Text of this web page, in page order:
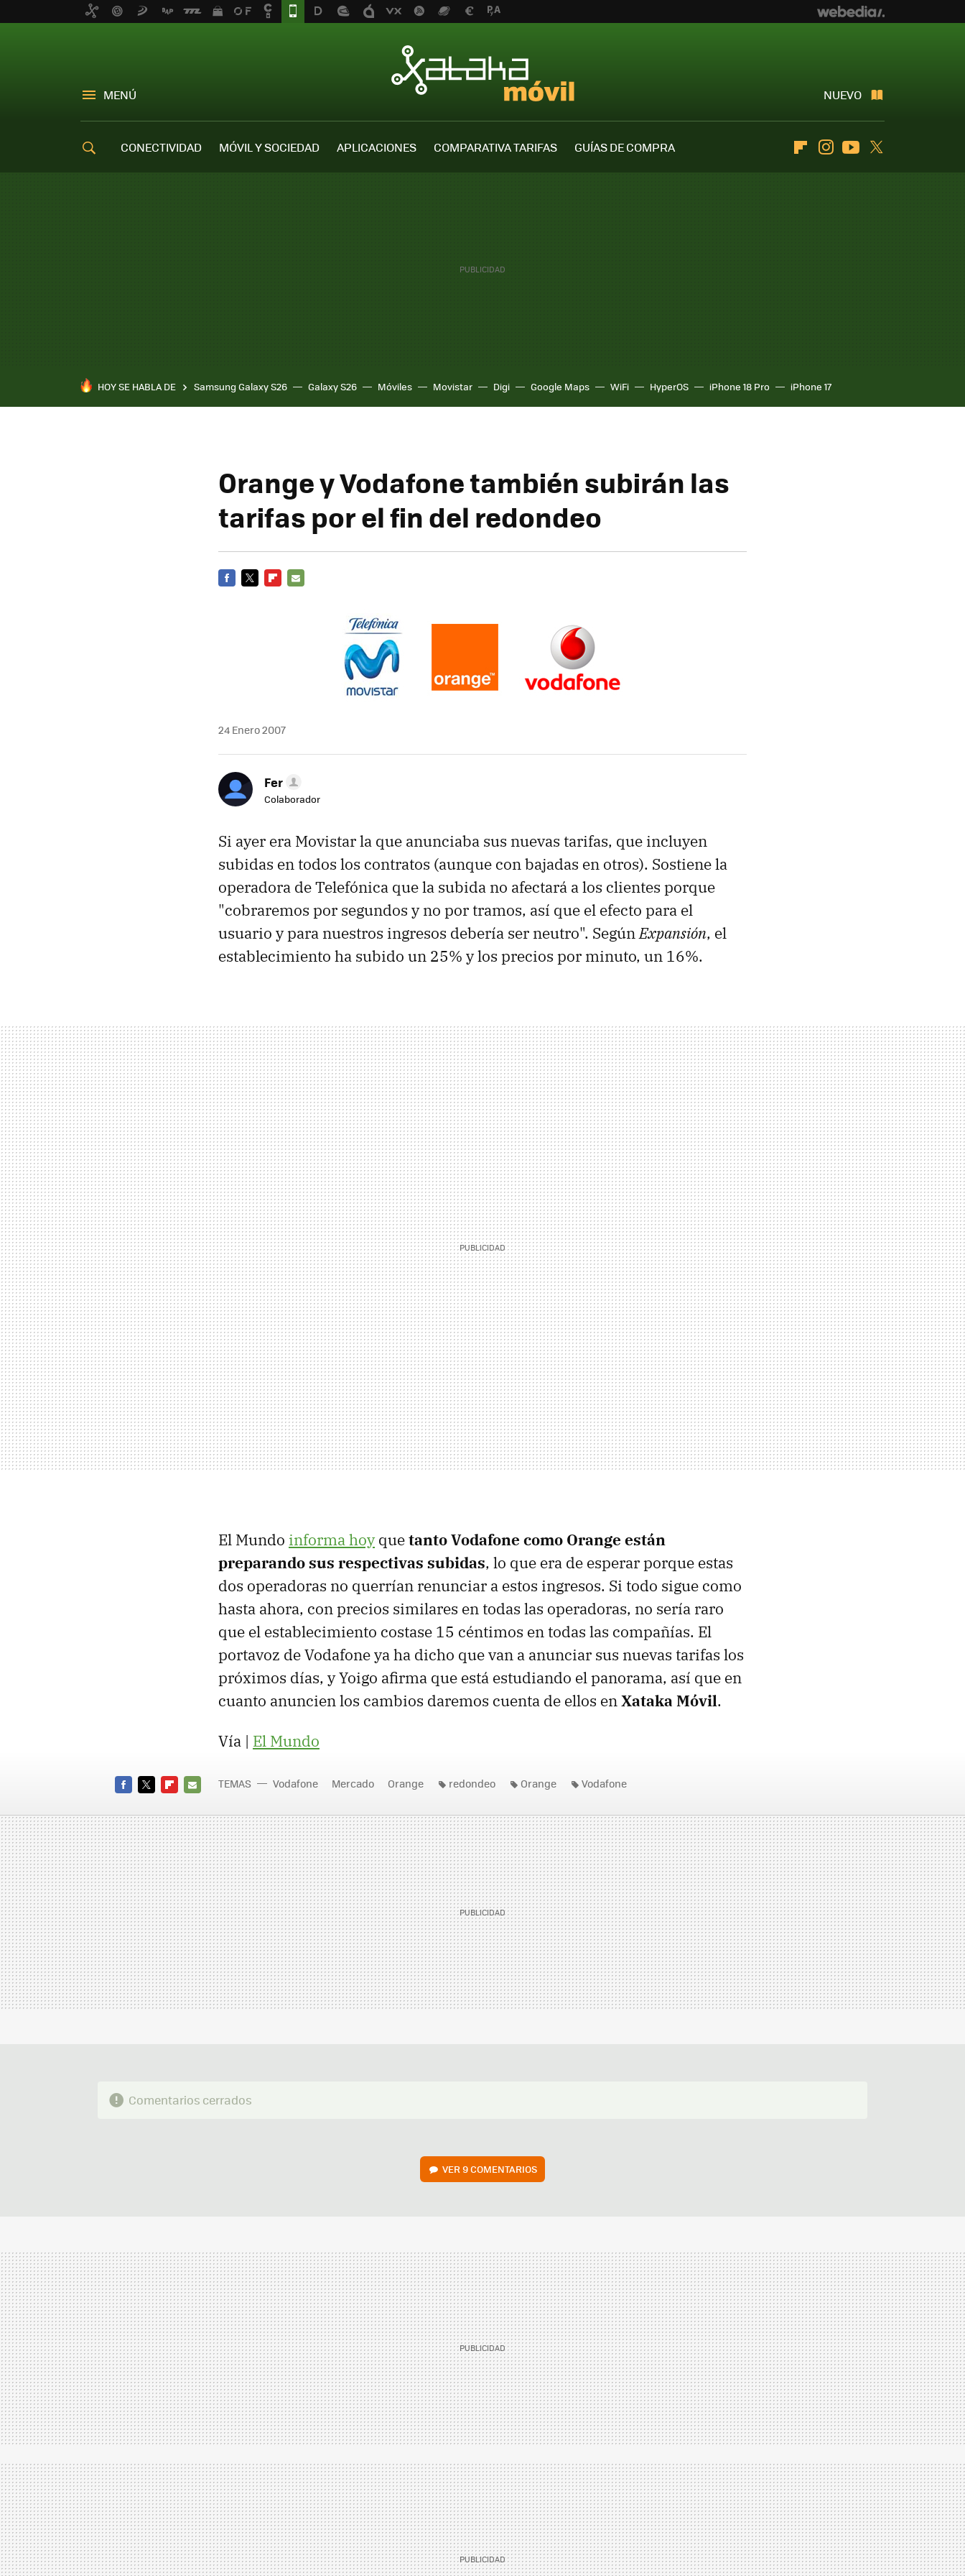
MENÚ NUEVO
CONECTIVIDAD MÓVIL Y SOCIEDAD APLICACIONES COMPARATIVA TARIFAS
GUÍAS DE COMPRA
FlipboardInstagramYoutube
HOY SE HABLA DE Samsung Galaxy S26 Galaxy S26 Móviles Movistar Digi Google Maps WiFi HyperOS iPhone 18 Pro iPhone 17
Orange y Vodafone también subirán las
tarifas por el fin del redondeo
24 Enero 2007
Fer
Colaborador
Si ayer era Movistar la que anunciaba sus nuevas tarifas, que incluyen
subidas en todos los contratos (aunque con bajadas en otros). Sostiene la
operadora de Telefónica que la subida no afectará a los clientes porque
"cobraremos por segundos y no por tramos, así que el efecto para el
usuario y para nuestros ingresos debería ser neutro". SegúnExpansión, el
establecimiento ha subido un 25% y los precios por minuto, un 16%.
El Mundo informa hoyquetanto Vodafone como Orange están
preparando sus respectivas subidas, lo que era de esperar porque estas
dos operadoras no querrían renunciar a estos ingresos. Si todo sigue como
hasta ahora, con precios similares en todas las operadoras, no sería raro
que el establecimiento costase 15 céntimos en todas las compañías. El
portavoz de Vodafone ya ha dicho que van a anunciar sus nuevas tarifas los
próximos días, y Yoigo afirma que está estudiando el panorama, así que en
cuanto anuncien los cambios daremos cuenta de ellos enXataka Móvil.
Vía | El Mundo
MAIL
TEMAS Vodafone Mercado Orange redondeo Orange Vodafone
Comentarios cerrados
VER9 COMENTARIOS